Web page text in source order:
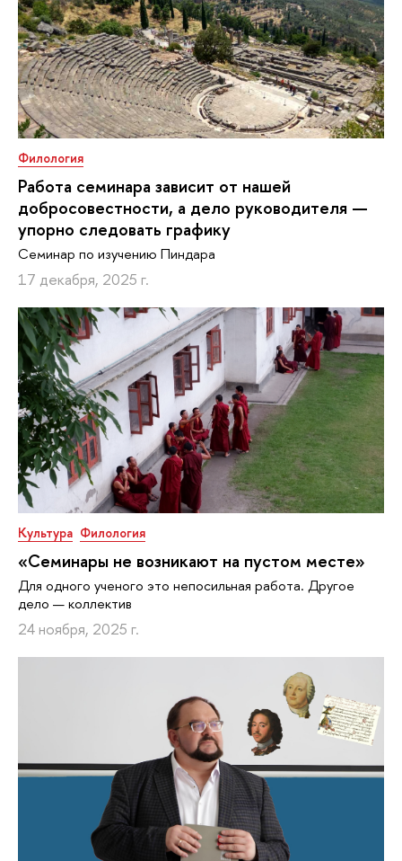
Филология
Работа семинара зависит от нашей
добросовестности, а дело руководителя —
упорно следовать графику
Семинар по изучению Пиндара
17 декабря, 2025 г.
Культура Филология
«Семинары не возникают на пустом месте»
Для одного ученого это непосильная работа. Другое
дело — коллектив
24 ноября, 2025 г.